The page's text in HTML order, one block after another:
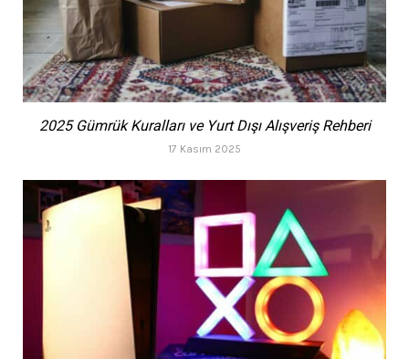
2025 Gümrük Kuralları ve Yurt Dışı Alışveriş Rehberi
17 Kasım 2025